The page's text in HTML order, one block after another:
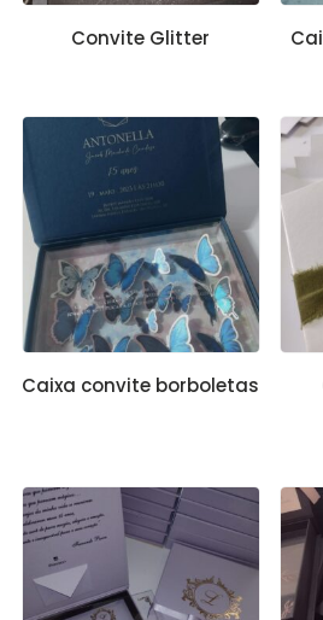
Convite Glitter
Caixa convite borboletas